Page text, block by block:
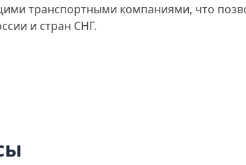
транспортными компаниями, что
и стран СНГ.